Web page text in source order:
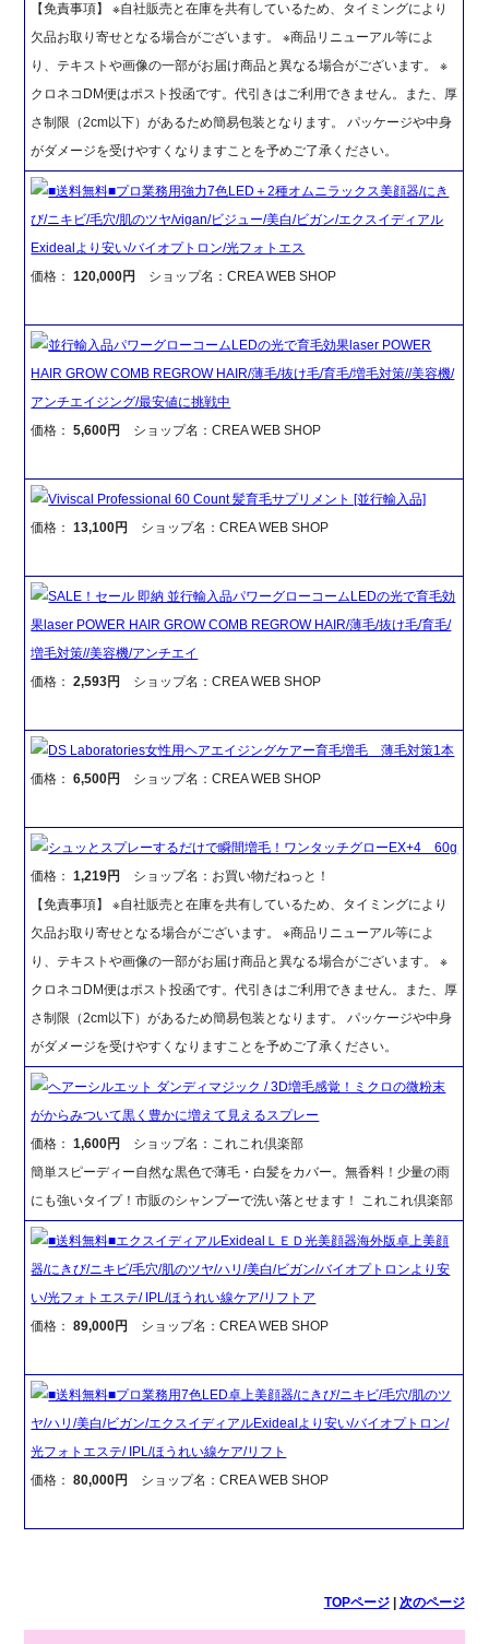
【免責事項】 ※自社販売と在庫を共有しているため、タイミングにより
欠品お取り寄せとなる場合がございます。 ※商品リニューアル等によ
り、テキストや画像の一部がお届け商品と異なる場合がございます。 ※
クロネコDM便はポスト投函です。代引きはご利用できません。また、厚
さ制限（2cm以下）があるため簡易包装となります。 パッケージや中身
がダメージを受けやすくなりますことを予めご了承ください。
■送料無料■プロ業務用強力7色LED＋2種オムニラックス美顔器/にき
び/ニキビ/毛穴/肌のツヤ/vigan/ビジュー/美白/ビガン/エクスイディアル
Exidealより安い/バイオプトロン/光フォトエス
価格：120,000円 ショップ名：CREA WEB SHOP
並行輸入品パワーグローコームLEDの光で育毛効果laser POWER
HAIR GROW COMB REGROW HAIR/薄毛/抜け毛/育毛/増毛対策//美容機/
アンチエイジング/最安値に挑戦中
価格：5,600円 ショップ名：CREA WEB SHOP
Viviscal Professional 60 Count 髪育毛サプリメント [並行輸入品]
価格：13,100円 ショップ名：CREA WEB SHOP
SALE！セール 即納 並行輸入品パワーグローコームLEDの光で育毛効
果laser POWER HAIR GROW COMB REGROW HAIR/薄毛/抜け毛/育毛/
増毛対策//美容機/アンチエイ
価格：2,593円 ショップ名：CREA WEB SHOP
DS Laboratories女性用ヘアエイジングケアー育毛増毛 薄毛対策1本
価格：6,500円 ショップ名：CREA WEB SHOP
シュッとスプレーするだけで瞬間増毛！ワンタッチグローEX+4 60g
価格：1,219円
ショップ名：お買い物だねっと！
【免責事項】 ※自社販売と在庫を共有しているため、タイミングにより
欠品お取り寄せとなる場合がございます。 ※商品リニューアル等によ
り、テキストや画像の一部がお届け商品と異なる場合がございます。 ※
クロネコDM便はポスト投函です。代引きはご利用できません。また、厚
さ制限（2cm以下）があるため簡易包装となります。 パッケージや中身
がダメージを受けやすくなりますことを予めご了承ください。
ヘアーシルエット ダンディマジック / 3D増毛感覚！ミクロの微粉末
がからみついて黒く豊かに増えて見えるスプレー
価格：1,600円
ショップ名：これこれ倶楽部
簡単スピーディー自然な黒色で薄毛・白髪をカバー。無香料！少量の雨
にも強いタイプ！市販のシャンプーで洗い落とせます！ これこれ倶楽部
■送料無料■エクスイディアルExidealＬＥＤ光美顔器海外版卓上美顔
器/にきび/ニキビ/毛穴/肌のツヤ/ハリ/美白/ビガン/バイオプトロンより安
い/光フォトエステ/ IPL/ほうれい線ケア/リフトア
価格：89,000円 ショップ名：CREA WEB SHOP
■送料無料■プロ業務用7色LED卓上美顔器/にきび/ニキビ/毛穴/肌のツ
ヤ/ハリ/美白/ビガン/エクスイディアルExidealより安い/バイオプトロン/
光フォトエステ/ IPL/ほうれい線ケア/リフト
価格：80,000円 ショップ名：CREA WEB SHOP
TOPページ| 次のページ